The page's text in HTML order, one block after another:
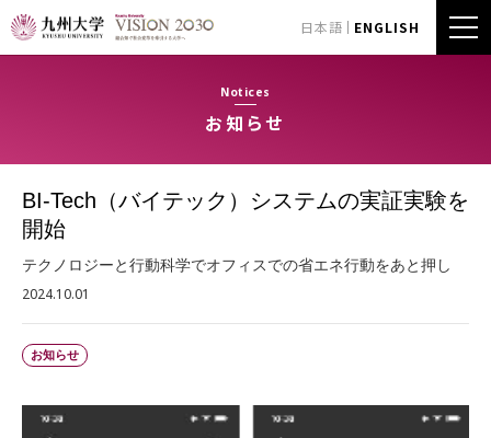
日本語 ENGLISH
Notices
お知らせ
BI-Tech（バイテック）システムの実証実験を
開始
テクノロジーと行動科学でオフィスでの省エネ行動をあと押し
2024.10.01
お知らせ